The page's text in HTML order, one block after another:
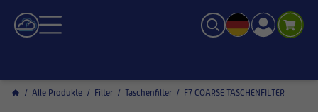
/ Alle Produkte / Filter / Taschenfilter / F7 COARSE TASCHENFILTER